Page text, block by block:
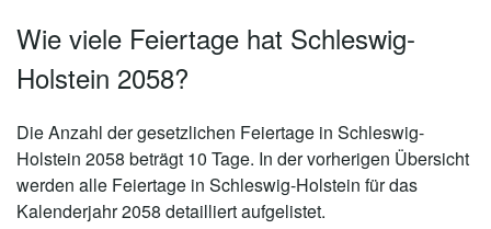
Wie viele Feiertage hat Schleswig-
Holstein 2058?
Die Anzahl der gesetzlichen Feiertage in Schleswig-
Holstein 2058 beträgt 10 Tage. In der vorherigen Übersicht
werden alle Feiertage in Schleswig-Holstein für das
Kalenderjahr 2058 detailliert aufgelistet.